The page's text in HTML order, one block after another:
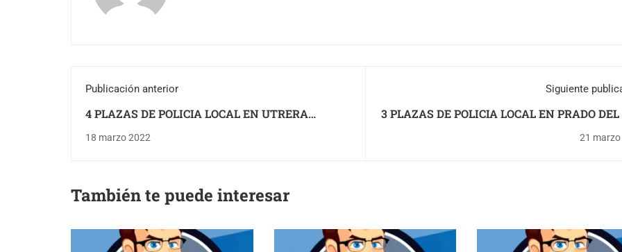
Publicación anterior
4 PLAZAS DE POLICIA LOCAL EN UTRERA
(SEVILLA)
18 marzo 2022
Siguiente
3 PLAZAS DE POLICIA LOCAL EN PRADO DEL
21
También te puede interesar